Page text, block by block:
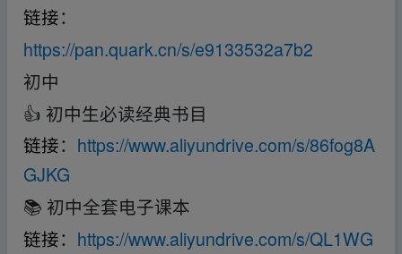
链接：
https://pan.quark.cn/s/e9133532a7b2
初中
👍 初中生必读经典书目
链接： https://www.aliyundrive.com/s/86fog8A
GJKG
📚 初中全套电子课本
链接： https://www.aliyundrive.com/s/QL1WG